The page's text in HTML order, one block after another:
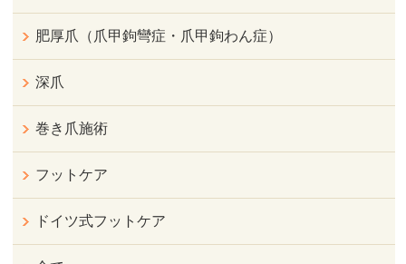
肥厚爪（爪甲鉤彎症・爪甲鉤わん症）
深爪
巻き爪施術
フットケア
ドイツ式フットケア